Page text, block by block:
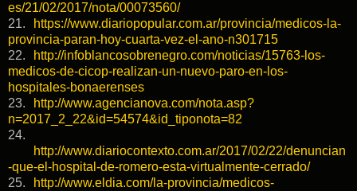
es/21/02/2017/nota/00073560/
21.
https://www.diariopopular.com.ar/provincia/medicos-la-
provincia-paran-hoy-cuarta-vez-el-ano-n301715
22.
http://infoblancosobrenegro.com/noticias/15763-los-
medicos-de-cicop-realizan-un-nuevo-paro-en-los-
hospitales-bonaerenses
23.
http://www.agencianova.com/nota.asp?
n=2017_2_22&id=54574&id_tiponota=82
24.
http://www.diariocontexto.com.ar/2017/02/22/denuncian
-que-el-hospital-de-romero-esta-virtualmente-cerrado/
25.
http://www.eldia.com/la-provincia/medicos-